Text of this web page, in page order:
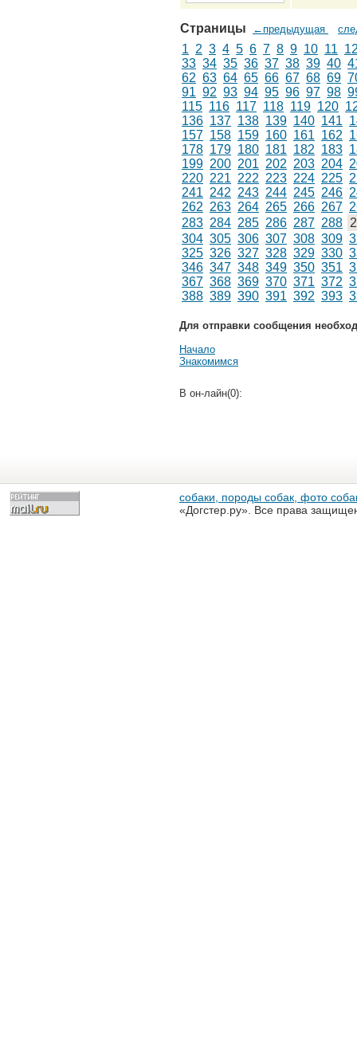
Страницы ←предыдущая
1 2 3 4 5 6 7 8 9 10 11
33 34 35 36 37 38 39 40
62 63 64 65 66 67 68 69
91 92 93 94 95 96 97 98
115 116 117 118 119 120
136 137 138 139 140 141
157 158 159 160 161 162
178 179 180 181 182 183
199 200 201 202 203 204
220 221 222 223 224 225
241 242 243 244 245 246
262 263 264 265 266 267
283 284 285 286 287 288
304 305 306 307 308 309
325 326 327 328 329 330
346 347 348 349 350 351
367 368 369 370 371 372
388 389 390 391 392 393
Для отправки сообщения
Начало
Знакомимся
В он-лайн(0):
собаки, породы собак, фото
«Догстер.ру». Все права